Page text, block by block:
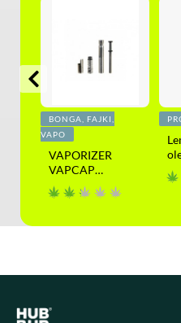
BONGA, FAJKI,
VAPO
VAPORIZER
VAPCAP
DYNAVAP